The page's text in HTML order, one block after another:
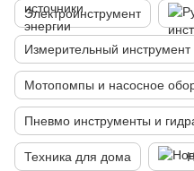
Электроинструмент
Измерительный инструмент
Мотопомпы и насосное
Пневмо инструменты и
Техника для дома